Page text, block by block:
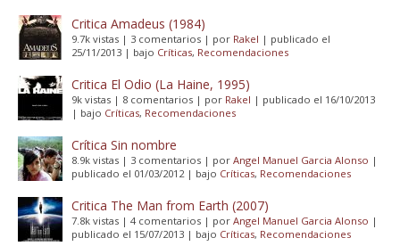
Critica Amadeus (1984)
9.7k vistas | 3 comentarios | por Rakel | publicado el
25/11/2013 | bajo Críticas, Recomendaciones
Critica El Odio (La Haine, 1995)
9k vistas | 8 comentarios | por Rakel | publicado el 16/10/2013
| bajo Críticas, Recomendaciones
Crítica Sin nombre
8.9k vistas | 3 comentarios | por Angel Manuel Garcia Alonso |
publicado el 01/03/2012| bajo Críticas, Recomendaciones
Critica The Man from Earth (2007)
7.8k vistas | 4 comentarios | por Angel Manuel Garcia Alonso |
publicado el 15/07/2013 | bajo Críticas, Recomendaciones